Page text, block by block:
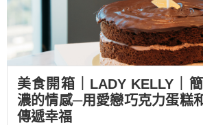
美食開箱｜LADY KELLY｜
濃的情感─用愛戀巧克力蛋糕
傳遞幸福